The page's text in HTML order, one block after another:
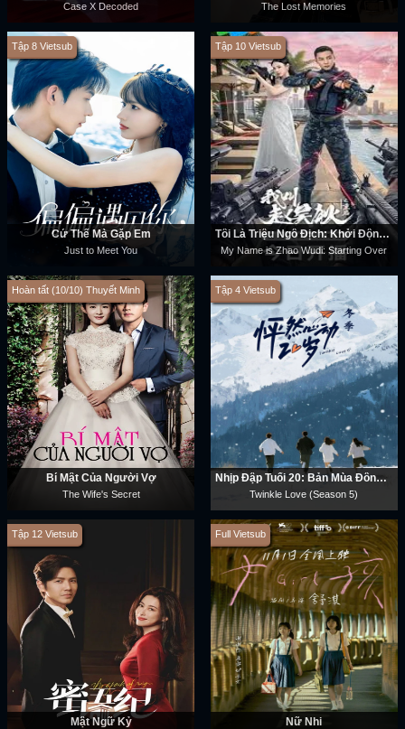
Case X Decoded The Lost Memories
Tập 8 Vietsub
Cứ Thế Mà Gặp Em
Just to Meet You
Tập 10 Vietsub
Tôi Là Triệu Ngô Địch: Khởi Động Lại
My Name is Zhao Wudi: Starting Over
Hoàn tất (10/10) Thuyết Minh
Bí Mật Của Người Vợ
The Wife's Secret
Tập 4 Vietsub
Nhịp Đập Tuổi 20: Bản Mùa Đông (Phần 5)
Twinkle Love (Season 5)
Tập 12 Vietsub
Mật Ngữ Kỷ
Full Vietsub
Nữ Nhi